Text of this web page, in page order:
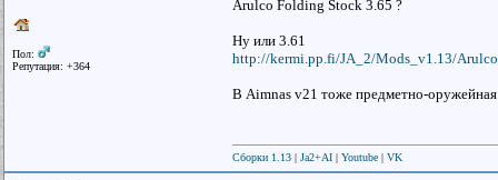
Пол:
Репутация: +364
Arulco Folding Stock 3.65 ?
Ну или 3.61
http://kermi.pp.fi/JA_2/Mods_v1.13/
В Aimnas v21 тоже предметно-
Сборки 1.13 | Ja2+AI | Youtube | VK